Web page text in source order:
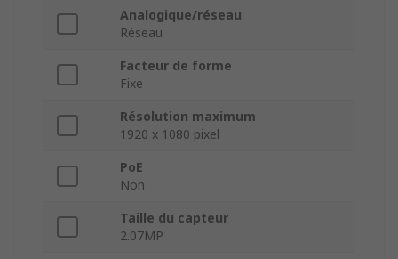
Analogique/réseau
Réseau
Facteur de forme
Fixe
Résolution maximum
1920 x 1080 pixel
PoE
Non
Taille du capteur
2.07MP